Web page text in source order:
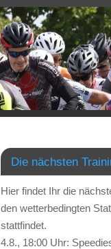
Die nächsten
Hier findet Ihr die
den wetterbedingten
stattfindet.
4.8., 18:00 Uhr: